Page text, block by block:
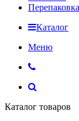
Каталог
Меню
Каталог товаров